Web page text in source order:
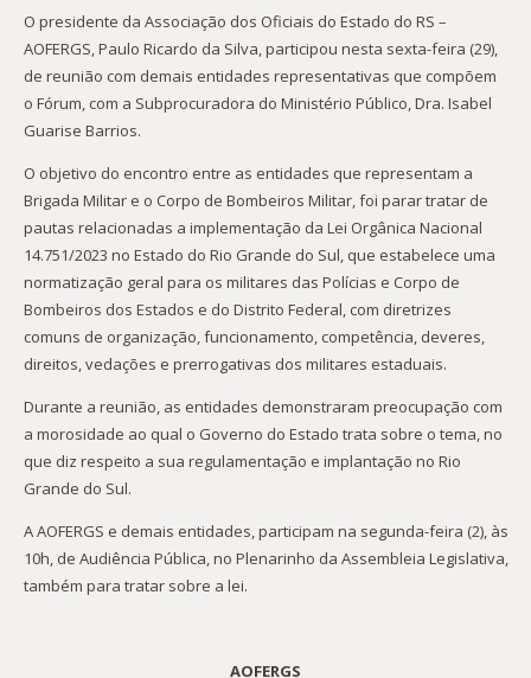
O presidente da Associação dos Oficiais do Estado do RS –
AOFERGS, Paulo Ricardo da Silva, participou nesta sexta-feira (29),
de reunião com demais entidades representativas que compõem
o Fórum, com a Subprocuradora do Ministério Público, Dra. Isabel
Guarise Barrios.
O objetivo do encontro entre as entidades que representam a
Brigada Militar e o Corpo de Bombeiros Militar, foi parar tratar de
pautas relacionadas a implementação da Lei Orgânica Nacional
14.751/2023 no Estado do Rio Grande do Sul, que estabelece uma
normatização geral para os militares das Polícias e Corpo de
Bombeiros dos Estados e do Distrito Federal, com diretrizes
comuns de organização, funcionamento, competência, deveres,
direitos, vedações e prerrogativas dos militares estaduais.
Durante a reunião, as entidades demonstraram preocupação com
a morosidade ao qual o Governo do Estado trata sobre o tema, no
que diz respeito a sua regulamentação e implantação no Rio
Grande do Sul.
A AOFERGS e demais entidades, participam na segunda-feira (2), às
10h, de Audiência Pública, no Plenarinho da Assembleia Legislativa,
também para tratar sobre a lei.
AOFERGS